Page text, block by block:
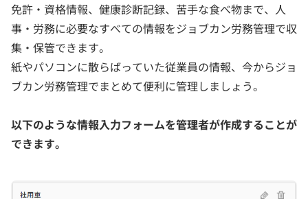
免許・資格情報、健康診断記録、苦手な食べ物まで、人
事・労務に必要なすべての情報をジョブカン労務管理で収
集・保管できます。
紙やパソコンに散らばっていた従業員の情報、今からジョ
ブカン労務管理でまとめて便利に管理しましょう。
以下のような情報入力フォームを管理者が作成することが
できます。